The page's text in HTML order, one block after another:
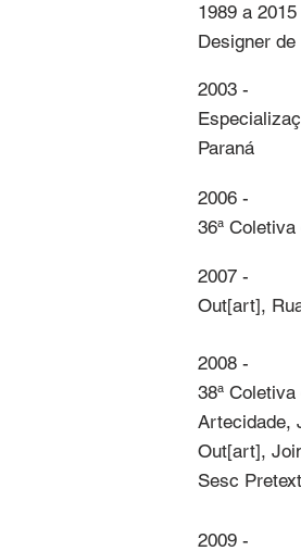
1989 a 2015
Designer
2003 -
Paraná
2006 -
36ª
2007 -
Out[art],
2008 -
38ª
Artecidade,
Out[art],
Sesc
2009 -